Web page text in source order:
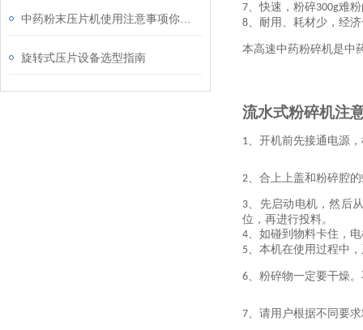
旋转式压片设备选型指南
7、快速，粉碎300g难
8、耐用、耗材少，经
本高速中药粉碎机是中
流水式粉碎机注
1、 开机前先接通电源
2、 合上上盖和粉碎腔
3、 先启动电机，然后
位，再进行投料。
4、 如碰到物料卡住，
5、 本机在使用过程中
6、 粉碎物一定要干燥
7、 请用户根据不同要